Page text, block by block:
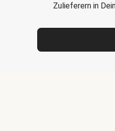
Zulieferern in